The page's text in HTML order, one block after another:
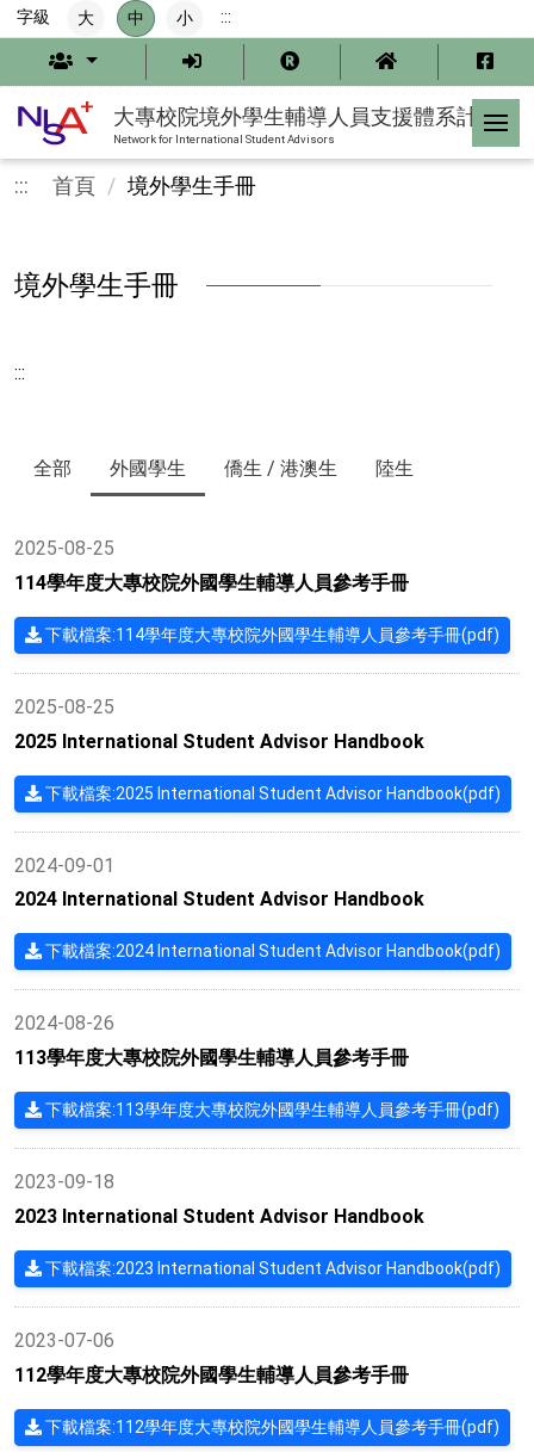
到
要
字級 大 中 小 :::
大專校院境外學生輔導人員支援體系計畫
Network for International Student Advisors
::: 首頁 境外學生手冊
境外學生手冊
:::
全部 外國學生 僑生 / 港澳生 陸生
2025-08-25
114學年度大專校院外國學生輔導人員參考手冊
下載檔案:114學年度大專校院外國學生輔導人員參考手冊(pdf)
2025-08-25
2025 International Student Advisor Handbook
下載檔案:2025 International Student Advisor Handbook(pdf)
2024-09-01
2024 International Student Advisor Handbook
下載檔案:2024 International Student Advisor Handbook(pdf)
2024-08-26
113學年度大專校院外國學生輔導人員參考手冊
下載檔案:113學年度大專校院外國學生輔導人員參考手冊(pdf)
2023-09-18
2023 International Student Advisor Handbook
下載檔案:2023 International Student Advisor Handbook(pdf)
2023-07-06
112學年度大專校院外國學生輔導人員參考手冊
下載檔案:112學年度大專校院外國學生輔導人員參考手冊(pdf)